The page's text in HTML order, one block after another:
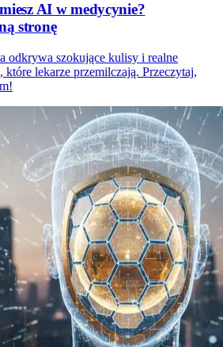
AI w medycynie?
stronę
odkrywa szokujące kulisy i realne
które lekarze przemilczają. Przeczytaj,